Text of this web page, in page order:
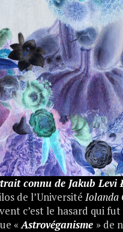
connu de Jakub Levi
de l’Université Iolanda
c’est le hasard qui
«Astrovéganisme » de